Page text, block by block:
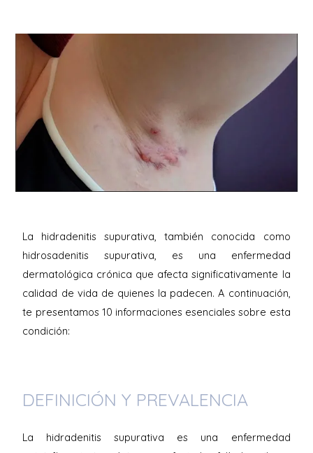
La hidradenitis supurativa, también conocida como
hidrosadenitis supurativa, es una enfermedad
dermatológica crónica que afecta significativamente la
calidad de vida de quienes la padecen. A continuación,
te presentamos 10 informaciones esenciales sobre esta
condición:
DEFINICIÓN Y PREVALENCIA
La hidradenitis supurativa es una enfermedad